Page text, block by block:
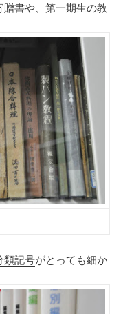
書や、第一期生の教
類記号がとっても細か